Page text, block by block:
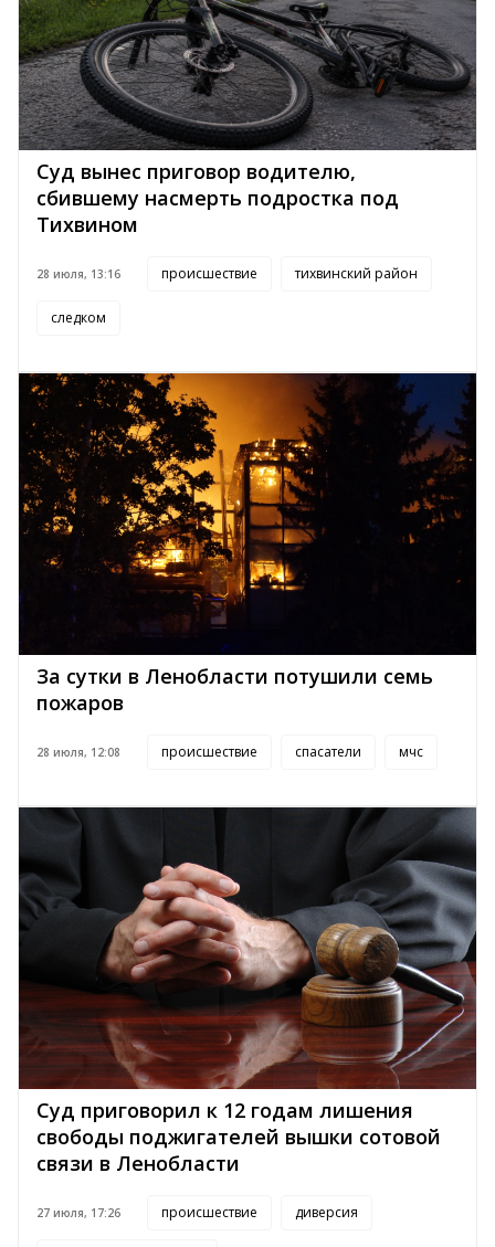
Суд вынес приговор водителю,
сбившему насмерть подростка под
Тихвином
28 июля, 13:16 происшествие тихвинский район
следком
За сутки в Ленобласти потушили семь
пожаров
28 июля, 12:08 происшествие спасатели мчс
Суд приговорил к 12 годам лишения
свободы поджигателей вышки сотовой
связи в Ленобласти
27 июля, 17:26 происшествие диверсия